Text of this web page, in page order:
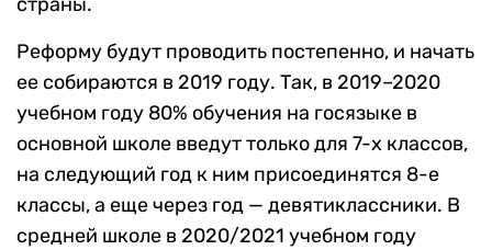
Реформу будут проводить постепенно, и начать
ее собираются в 2019 году. Так, в 2019–2020
учебном году 80% обучения на госязыке в
основной школе введут только для 7-х классов,
на следующий год к ним присоединятся 8-е
классы, а еще через год — девятиклассники. В
средней школе в 2020/2021 учебном году